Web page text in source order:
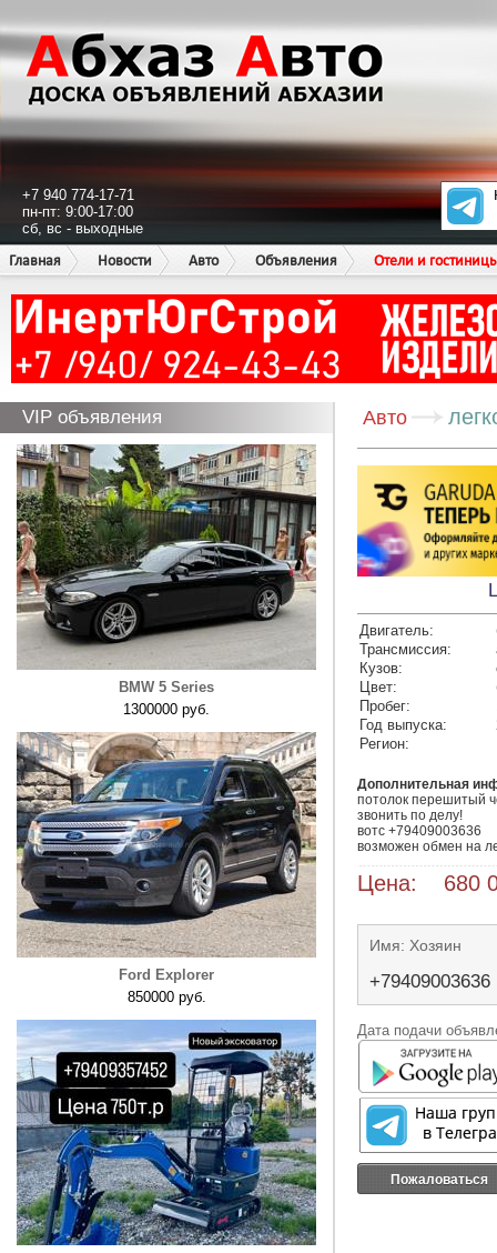
+7 940 774-17-71
пн-пт: 9:00-17:00
сб, вс - выходные
Главная
Новости Авто Объявления Отели и
VIP объявления
BMW 5 Series
1300000 руб.
Ford Explorer
850000 руб.
Авто
Двигатель:
Трансмиссия:
Кузов:
Цвет:
Пробег:
Год выпуска:
Регион:
Дополнительная
потолок перешитый
звонить по делу!
вотс +79409003636
возможен обмен на
Цена: 680
Имя: Хозяин
+79409003636
Дата подачи
Пожаловаться